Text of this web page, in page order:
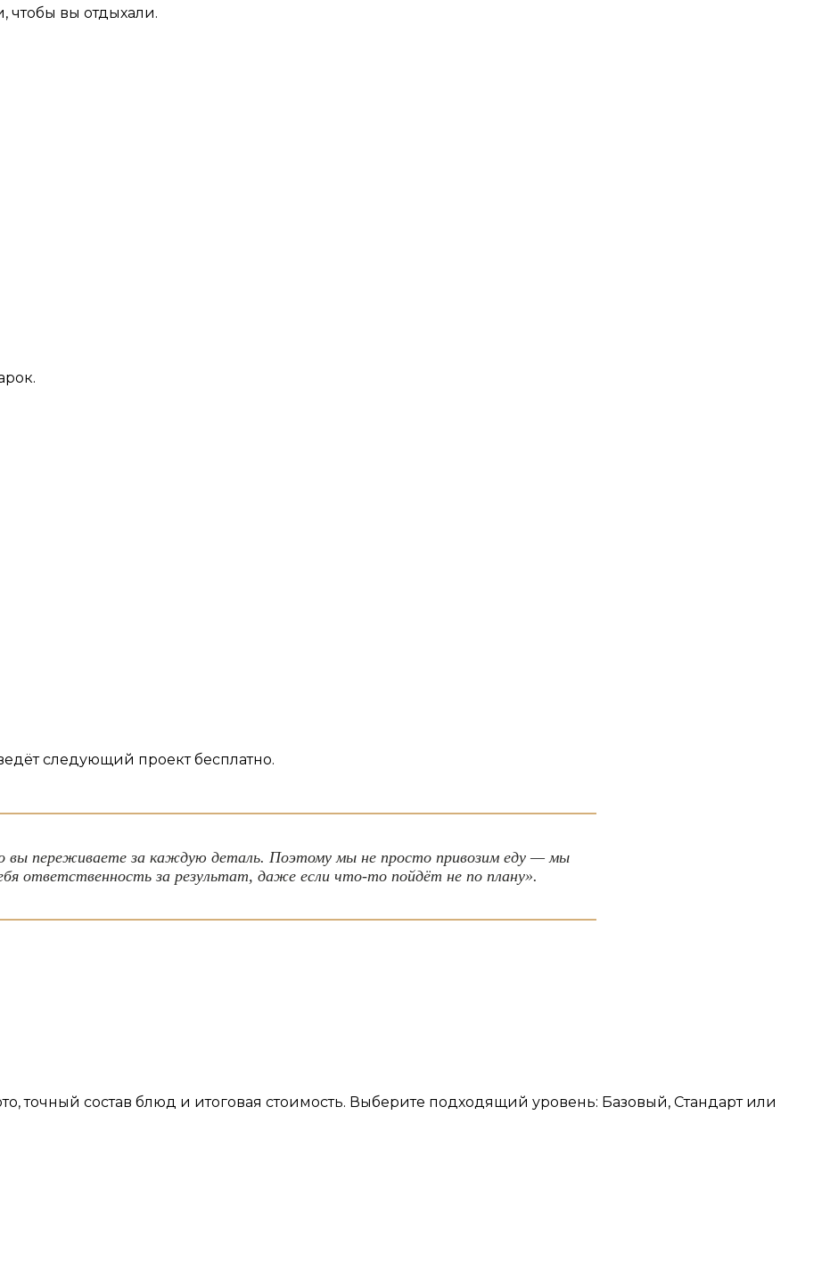
вы отдыхали.
следующий проект бесплатно.
вы переживаете за каждую деталь. Поэтому мы не просто привозим еду — мы
ответственность за результат, даже если что-то пойдёт не по плану».
точный состав блюд и итоговая стоимость. Выберите подходящий уровень: Базовый, Стандарт или